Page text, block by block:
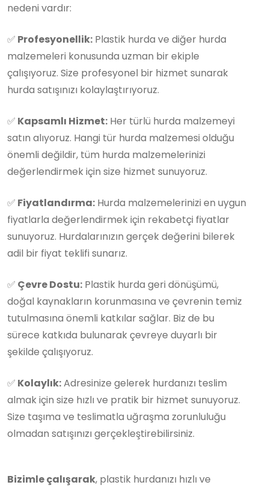
nedeni vardır:
✅ Profesyonellik: Plastik hurda ve diğer hurda
malzemeleri konusunda uzman bir ekiple
çalışıyoruz. Size profesyonel bir hizmet sunarak
hurda satışınızı kolaylaştırıyoruz.
✅ Kapsamlı Hizmet: Her türlü hurda malzemeyi
satın alıyoruz. Hangi tür hurda malzemesi olduğu
önemli değildir, tüm hurda malzemelerinizi
değerlendirmek için size hizmet sunuyoruz.
✅ Fiyatlandırma: Hurda malzemelerinizi en uygun
fiyatlarla değerlendirmek için rekabetçi fiyatlar
sunuyoruz. Hurdalarınızın gerçek değerini bilerek
adil bir fiyat teklifi sunarız.
✅ Çevre Dostu: Plastik hurda geri dönüşümü,
doğal kaynakların korunmasına ve çevrenin temiz
tutulmasına önemli katkılar sağlar. Biz de bu
sürece katkıda bulunarak çevreye duyarlı bir
şekilde çalışıyoruz.
✅ Kolaylık:Adresinize gelerek hurdanızı teslim
almak için size hızlı ve pratik bir hizmet sunuyoruz.
Size taşıma ve teslimatla uğraşma zorunluluğu
olmadan satışınızı gerçekleştirebilirsiniz.
Bizimle çalışarak, plastik hurdanızı hızlı ve